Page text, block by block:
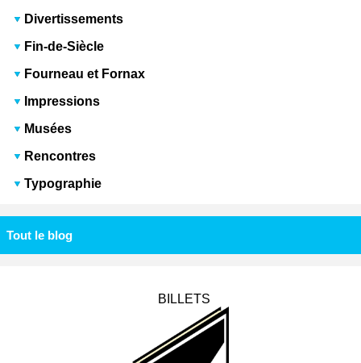
Divertissements
Fin-de-Siècle
Fourneau et Fornax
Impressions
Musées
Rencontres
Typographie
Tout le blog
BILLETS